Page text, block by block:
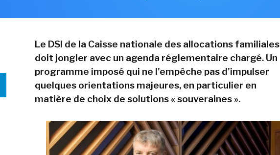
Le DSI de la Caisse nationale des allocations familiales
doit jongler avec un agenda réglementaire chargé. Un
programme imposé qui ne l'empêche pas d'impulser
quelques orientations majeures, en particulier en
matière de choix de solutions « souveraines ».